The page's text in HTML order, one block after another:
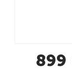
899